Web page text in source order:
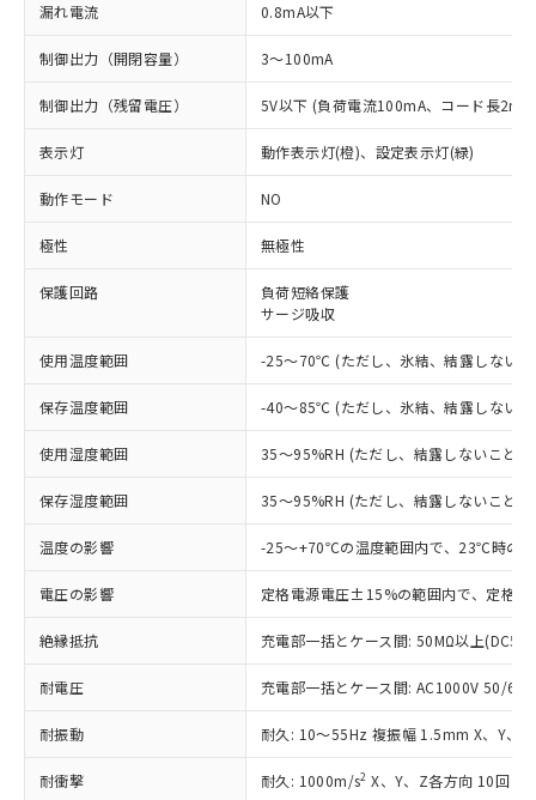
漏れ電流 0.8mA以下
制御出力（開閉容量） 3～100mA
制御出力（残留電圧） 5V以下 (負荷電流100mA、コード長2m
表示灯 動作表示灯(橙)、設定表示灯(緑)
動作モード NO
極性 無極性
保護回路
負荷短絡保護
サージ吸収
使用温度範囲 -25～70℃ (ただし、氷結、結露しない
保存温度範囲 -40～85℃ (ただし、氷結、結露しない
使用湿度範囲 35～95%RH (ただし、結露しないこと)
保存湿度範囲 35～95%RH (ただし、結露しないこと)
温度の影響 -25～+70℃の温度範囲内で、23℃時の
電圧の影響 定格電源電圧±15%の範囲内で、定格
絶縁抵抗 充電部一括とケース間: 50MΩ以上
耐電圧 充電部一括とケース間: AC1000V 50/
耐振動 耐久: 10～55Hz 複振幅 1.5mm X、Y、Z
耐衝撃 耐久: 1000m/s2 X、Y、Z各方向 10回
ご利用条件
以下の条件をお読みいただき、同意のうえ
本サービスは、当社制御機器事業取扱
商品の当社在庫状況および標準価格
(税抜)を提供させていただくもので
当社制御機器事業取扱商品の中には、
ことをご了承ください。
在庫状況および標準価格照会結果は、
記載している更新日時点での社内デー
※1 対応状況
対応済み：EU RoHS指令（10物質）の
非含有に対応した製品が提供可能な商品で
対応予定：EU RoHS指令（10物質）の非含
商品です。
対応予定なし：EU RoHS指令（10物質）の
非含有に非対応の商品で、対応品を出す予
定はありません。
調査・確認中：EU RoHS指令（10物質）の
非含有の対応状況を調査中または確認中の
非該当品：ライセンス料など無形物で、有
害物質有無と関係のない商品です。
仕入先様の事情により、非含有部品として
いたものが、含有品と判明した場合などや
むを得ず変更することがあります。
*EU RoHS指令（10物質）：
※1 中国RoHS○×表
「○」：最大均質材料含有率が中国RoHSの
基準値以下であることを示します。
「×」：最大均質材料含有率が中国RoHSの
基準値を超えていることを示します。
「－」：未確認です。当社販売部門へお問
い合わせください。
為替および外国貿易法に定める商品
（以下｢規制貨物等」という）を輸出